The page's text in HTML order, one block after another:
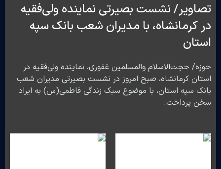
تصاویر/ نشست بصیرتی نماینده ولی‌فقیه
در کرمانشاه، با مدیران شعب بانک سپه
استان
حوزه/ حجت‌الاسلام ‌والمسلمین غفوری، نماینده ولی‌فقیه در
استان کرمانشاه، صبح امروز در نشست بصیرتی مدیران شعب
بانک سپه استان، با موضوع سبک زندگی فاطمی(س) به ایراد
سخن پرداخت.